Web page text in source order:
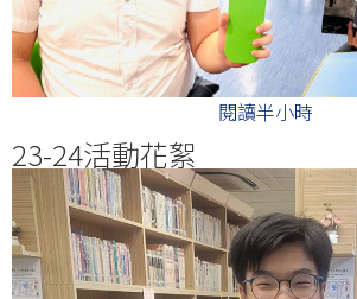
閱讀半小時
23-24活動花絮